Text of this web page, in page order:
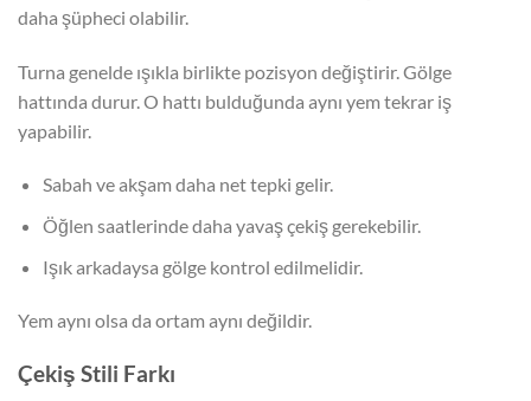
daha şüpheci olabilir.
Turna genelde ışıkla birlikte pozisyon değiştirir. Gölge
hattında durur. O hattı bulduğunda aynı yem tekrar iş
yapabilir.
Sabah ve akşam daha net tepki gelir.
Öğlen saatlerinde daha yavaş çekiş gerekebilir.
Işık arkadaysa gölge kontrol edilmelidir.
Yem aynı olsa da ortam aynı değildir.
Çekiş Stili Farkı